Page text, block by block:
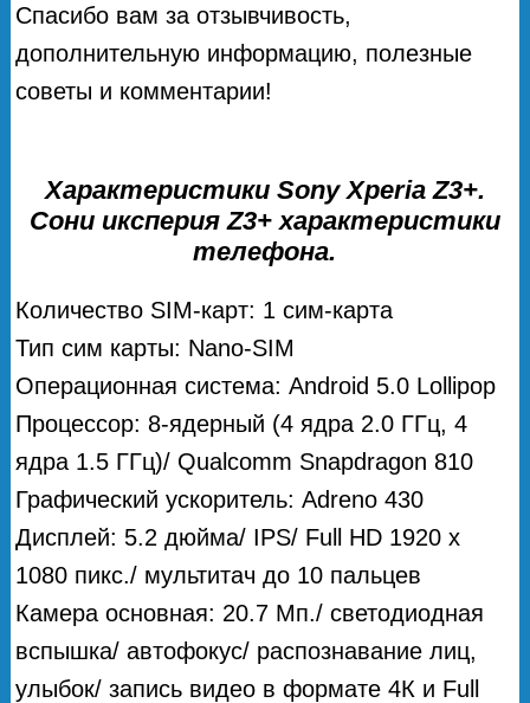
Спасибо вам за отзывчивость,
дополнительную информацию, полезные
советы и комментарии!
Характеристики Sony Xperia Z3+.
Сони иксперия Z3+ характеристики
телефона.
Количество SIM-карт: 1 сим-карта
Тип сим карты: Nano-SIM
Операционная система: Android 5.0 Lollipop
Процессор: 8-ядерный (4 ядра 2.0 ГГц, 4
ядра 1.5 ГГц)/ Qualcomm Snapdragon 810
Графический ускоритель: Adreno 430
Дисплей: 5.2 дюйма/ IPS/ Full HD 1920 x
1080 пикс./ мультитач до 10 пальцев
Камера основная: 20.7 Мп./ светодиодная
вспышка/ автофокус/ распознавание лиц,
улыбок/ запись видео в формате 4К и Full